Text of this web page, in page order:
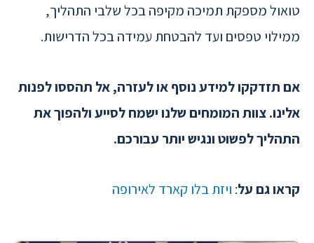
טואול מספקת תמיכה מקיפה בכל שלבי התהליך,
ממילוי טפסים ועד להבטחת עמידה בכל הדרישות.
אם תזדקקו למידע נוסף או לעזרה, אל תהססו לפנות
אלינו. צוות המומחים שלנו ישמח לסייע ולהפוך את
התהליך לפשוט ונגיש יותר עבורכם.
קראו גם על: ויזת בלו קארד לאירופה